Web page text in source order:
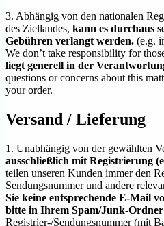
3. Abhängig von den nationalen
des Ziellandes, kann es durchaus
Gebühren verlangt werden. (e.g.
We don’t take responsibility for
liegt generell in der
questions or concerns about this
your order.
Versand / Lieferung
1. Unabhängig von der gewählten
ausschließlich mit Registrierung
teilen unseren Kunden immer den
Sendungsnummer und andere
Sie keine entsprechende E-Mail
bitte in Ihrem Spam/Junk-
Registrier-/Sendungsnummer (mit